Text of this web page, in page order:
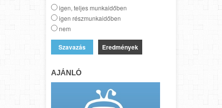
igen, teljes munkaidőben
igen részmunkaidőben
nem
Eredmények
AJÁNLÓ